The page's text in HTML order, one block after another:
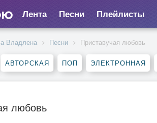
Лента Песни Плейлисты
Владлена Песни Приставучая любовь
АВТОРСКАЯ ПОП ЭЛЕКТРОННАЯ
любовь